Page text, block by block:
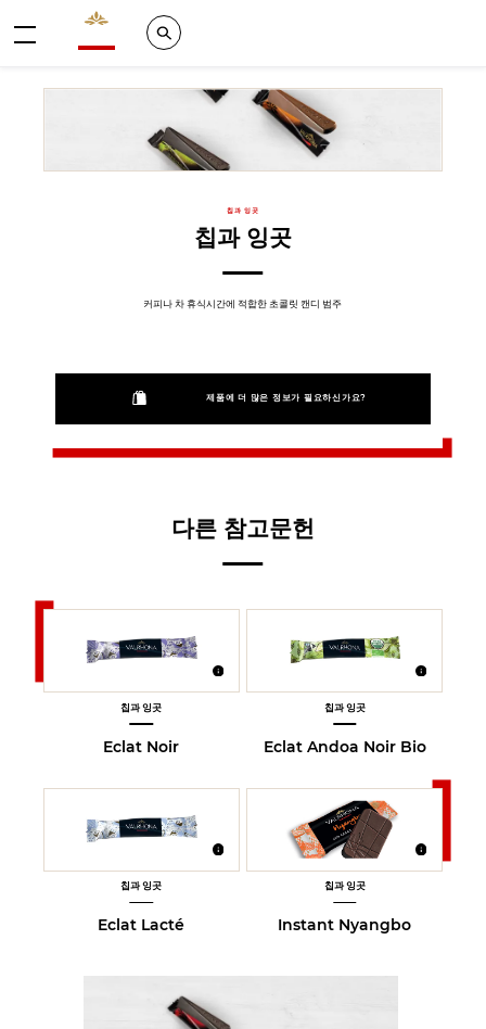
Valrhona - Imaginons le meilleur du chocolat
Search
칩과 잉곳
칩과 잉곳
커피나 차 휴식시간에 적합한 초콜릿 캔디 범주
제품에 더 많은 정보가 필요하신가요?
다른 참고문헌
칩과 잉곳
Eclat Noir
칩과 잉곳
Eclat Andoa Noir Bio
칩과 잉곳
Eclat Lacté
칩과 잉곳
Instant Nyangbo